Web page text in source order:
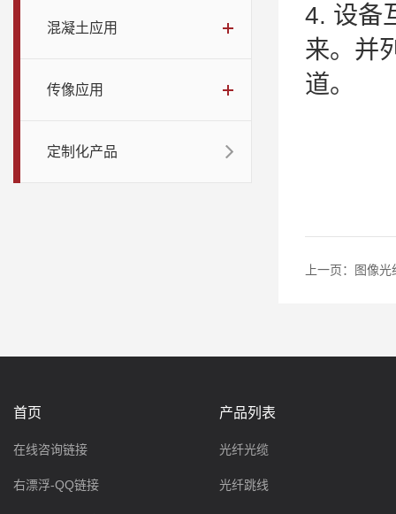
混凝土应用
传像应用
定制化产品
4. 设备
来。并
道。
上一页： 图像光
首页
在线咨询链接
右漂浮-QQ链接
产品列表
光纤光缆
光纤跳线